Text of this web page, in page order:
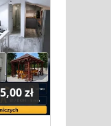
zł